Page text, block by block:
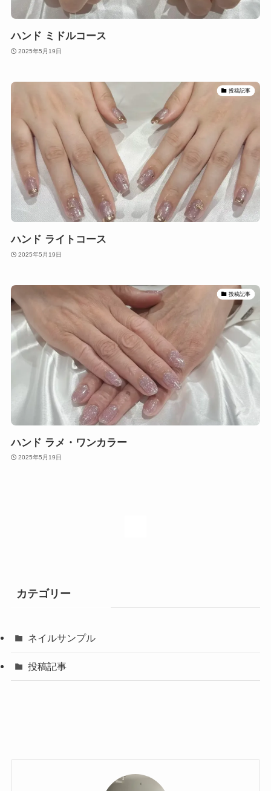
ハンド ミドルコース
2025年5月19日
投稿記事
ハンド ライトコース
2025年5月19日
投稿記事
ハンド ラメ・ワンカラー
2025年5月19日
カテゴリー
ネイルサンプル
投稿記事